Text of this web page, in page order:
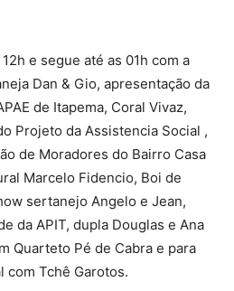
e segue até as 01h com a
Dan & Gio, apresentação da
de Itapema, Coral Vivaz,
Projeto da Assistencia Social ,
de Moradores do Bairro Casa
Marcelo Fidencio, Boi de
sertanejo Angelo e Jean,
da APIT, dupla Douglas e Ana
Quarteto Pé de Cabra e para
com Tchê Garotos.